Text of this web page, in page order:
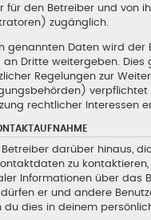
für den Betreiber und von
zugänglich.
genannten Daten wird der
Dritte weitergeben. Dies
Regelungen zur
rechtlicher Interessen
darüber hinaus,
zu kontaktieren,
Informationen über das
er und andere
du dies in deinem